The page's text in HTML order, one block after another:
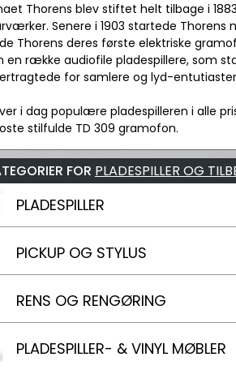
Thorens blev stiftet helt tilbage i
Senere i 1903 startede
Thorens deres første elektriske
en række audiofile pladespillere, som
for samlere og lyd-
i dag populære pladespilleren i alle
stilfulde TD 309 gramofon.
FOR PLADESPILLER OG
PLADESPILLER
PICKUP OG STYLUS
RENS OG RENGØRING
PLADESPILLER- & VINYL MØBLER